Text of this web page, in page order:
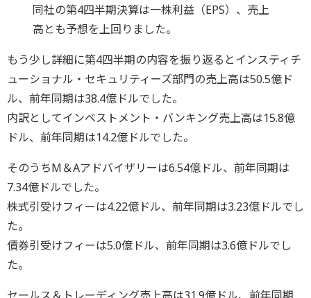
同社の第4四半期決算は一株利益（EPS）、売上
高とも予想を上回りました。
もう少し詳細に第4四半期の内容を振り返るとインスティチ
ューショナル・セキュリティーズ部門の売上高は50.5億ド
ル、前年同期は38.4億ドルでした。
内訳としてインベストメント・バンキング売上高は15.8億
ドル、前年同期は14.2億ドルでした。
そのうちM＆Aアドバイザリーは6.54億ドル、前年同期は
7.34億ドルでした。
株式引受けフィーは4.22億ドル、前年同期は3.23億ドルでし
た。
債券引受けフィーは5.0億ドル、前年同期は3.6億ドルでし
た。